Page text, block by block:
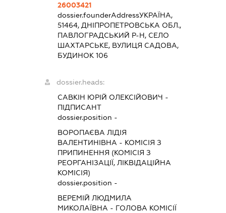
26003421
dossier.founderAddressУКРАЇНА,
51464, ДНІПРОПЕТРОВСЬКА ОБЛ.,
ПАВЛОГРАДСЬКИЙ Р-Н, СЕЛО
ШАХТАРСЬКЕ, ВУЛИЦЯ САДОВА,
БУДИНОК 106
dossier.heads:
САВКІН ЮРІЙ ОЛЕКСІЙОВИЧ -
ПІДПИСАНТ
dossier.position -
ВОРОПАЄВА ЛІДІЯ
ВАЛЕНТИНІВНА - КОМІСІЯ З
ПРИПИНЕННЯ (КОМІСІЯ З
РЕОРГАНІЗАЦІЇ, ЛІКВІДАЦІЙНА
КОМІСІЯ)
dossier.position -
ВЕРЕМІЙ ЛЮДМИЛА
МИКОЛАЇВНА - ГОЛОВА КОМІСІЇ